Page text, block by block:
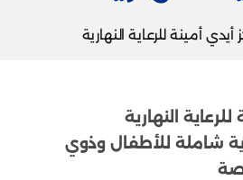
أيدي أمينة للرعاية النهارية
النهارية
شاملة للأطفال وذوي